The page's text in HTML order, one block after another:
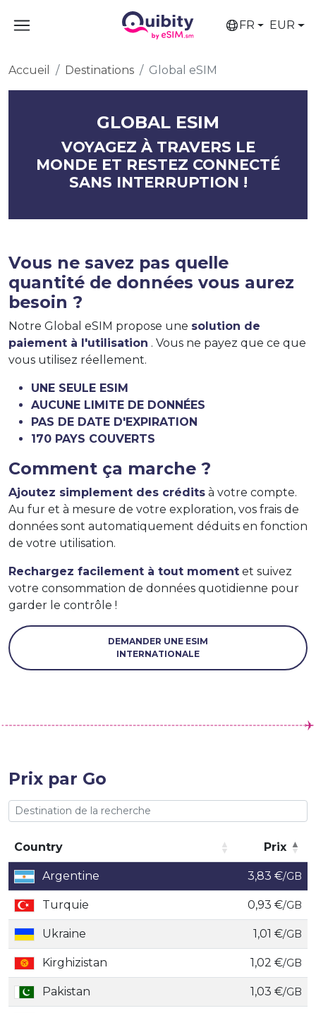
FR EUR
Accueil Destinations Global eSIM
GLOBAL ESIM
VOYAGEZ À TRAVERS LE
MONDE ET RESTEZ CONNECTÉ
SANS INTERRUPTION !
Vous ne savez pas quelle
quantité de données vous aurez
besoin ?
Notre Global eSIM propose une solution de
paiement à l'utilisation . Vous ne payez que ce que
vous utilisez réellement.
UNE SEULE ESIM
AUCUNE LIMITE DE DONNÉES
PAS DE DATE D'EXPIRATION
170 PAYS COUVERTS
Comment ça marche ?
Ajoutez simplement des crédits à votre compte.
Au fur et à mesure de votre exploration, vos frais de
données sont automatiquement déduits en fonction
de votre utilisation.
Rechargez facilement à tout moment et suivez
votre consommation de données quotidienne pour
garder le contrôle !
DEMANDER UNE ESIM
INTERNATIONALE
Prix par Go
Country
Prix
Country
Prix
Argentine 3,83 €/GB
Turquie 0,93 €/GB
Ukraine 1,01 €/GB
Kirghizistan 1,02 €/GB
Pakistan 1,03 €/GB